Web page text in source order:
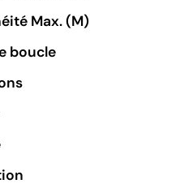
Max. (M)
boucle